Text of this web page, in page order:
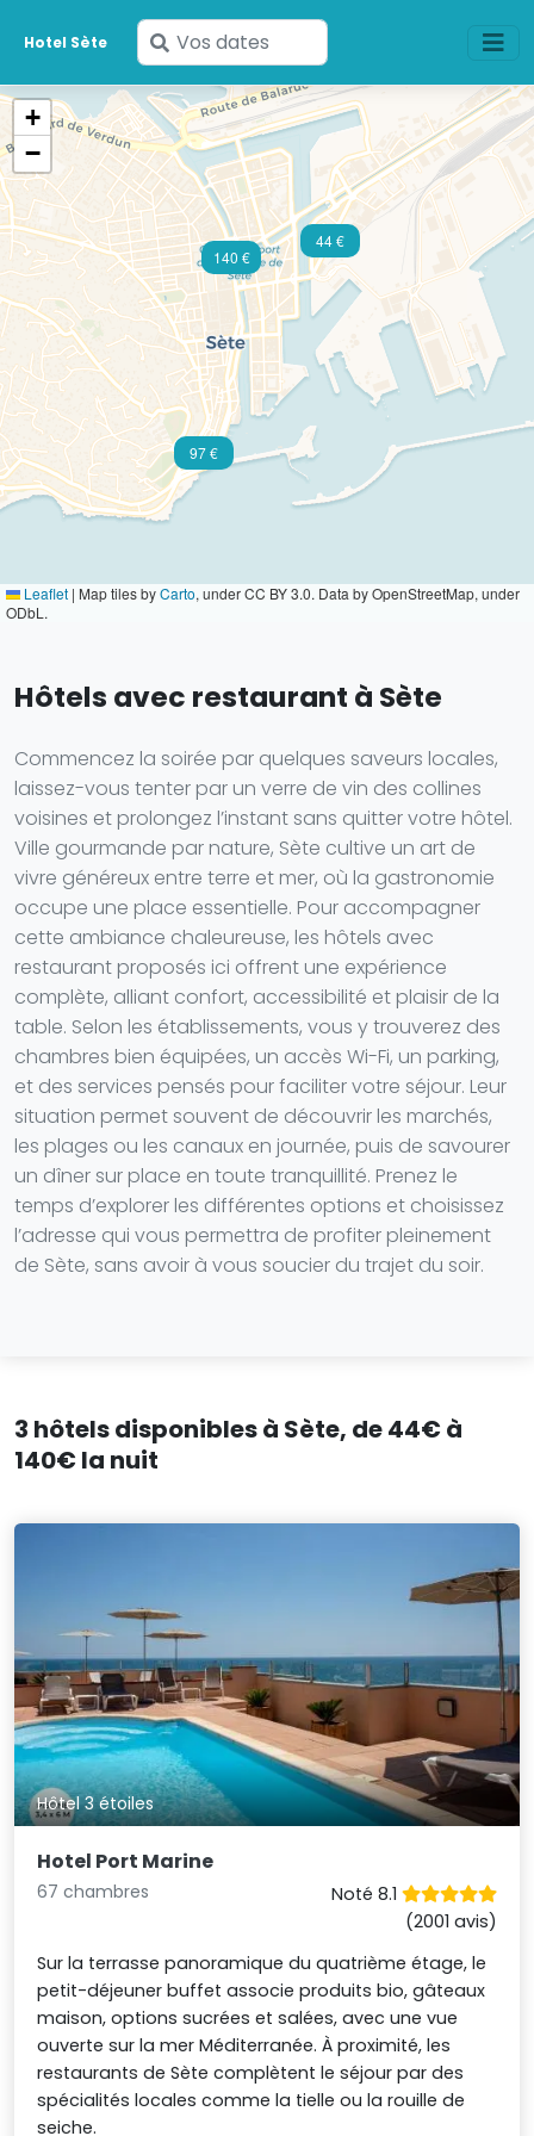
Hotel Sète
Saisissez
vos
dates
97 €
140 €
44 €
+
−
Leaflet | Map tiles byCarto, under CC BY 3.0. Data by OpenStreetMap, under
ODbL.
Hôtels avec restaurant à Sète
Commencez la soirée par quelques saveurs locales,
laissez-vous tenter par un verre de vin des collines
voisines et prolongez l’instant sans quitter votre hôtel.
Ville gourmande par nature, Sète cultive un art de
vivre généreux entre terre et mer, où la gastronomie
occupe une place essentielle. Pour accompagner
cette ambiance chaleureuse, les hôtels avec
restaurant proposés ici offrent une expérience
complète, alliant confort, accessibilité et plaisir de la
table. Selon les établissements, vous y trouverez des
chambres bien équipées, un accès Wi-Fi, un parking,
et des services pensés pour faciliter votre séjour. Leur
situation permet souvent de découvrir les marchés,
les plages ou les canaux en journée, puis de savourer
un dîner sur place en toute tranquillité. Prenez le
temps d’explorer les différentes options et choisissez
l’adresse qui vous permettra de profiter pleinement
de Sète, sans avoir à vous soucier du trajet du soir.
3 hôtels disponibles à Sète, de 44€ à
140€ la nuit
Hôtel 3 étoiles
Hotel Port Marine
67 chambres
Noté 8.1
(2001 avis)
Sur la terrasse panoramique du quatrième étage, le
petit-déjeuner buffet associe produits bio, gâteaux
maison, options sucrées et salées, avec une vue
ouverte sur la mer Méditerranée. À proximité, les
restaurants de Sète complètent le séjour par des
spécialités locales comme la tielle ou la rouille de
seiche.